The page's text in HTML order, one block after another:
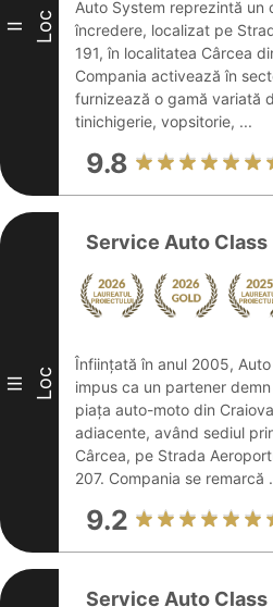
II Loc
Auto System reprezintă un
încredere, localizat pe
191, în localitatea Cârcea
Compania activează în
furnizează o gamă variată
tinichigerie, vopsitorie, ...
9.8
III Loc
Service Auto Class
Înființată în anul 2005,
impus ca un partener
piața auto-moto din
adiacente, având sediul
Cârcea, pe Strada
207. Compania se remarcă
9.2
Service Auto Class